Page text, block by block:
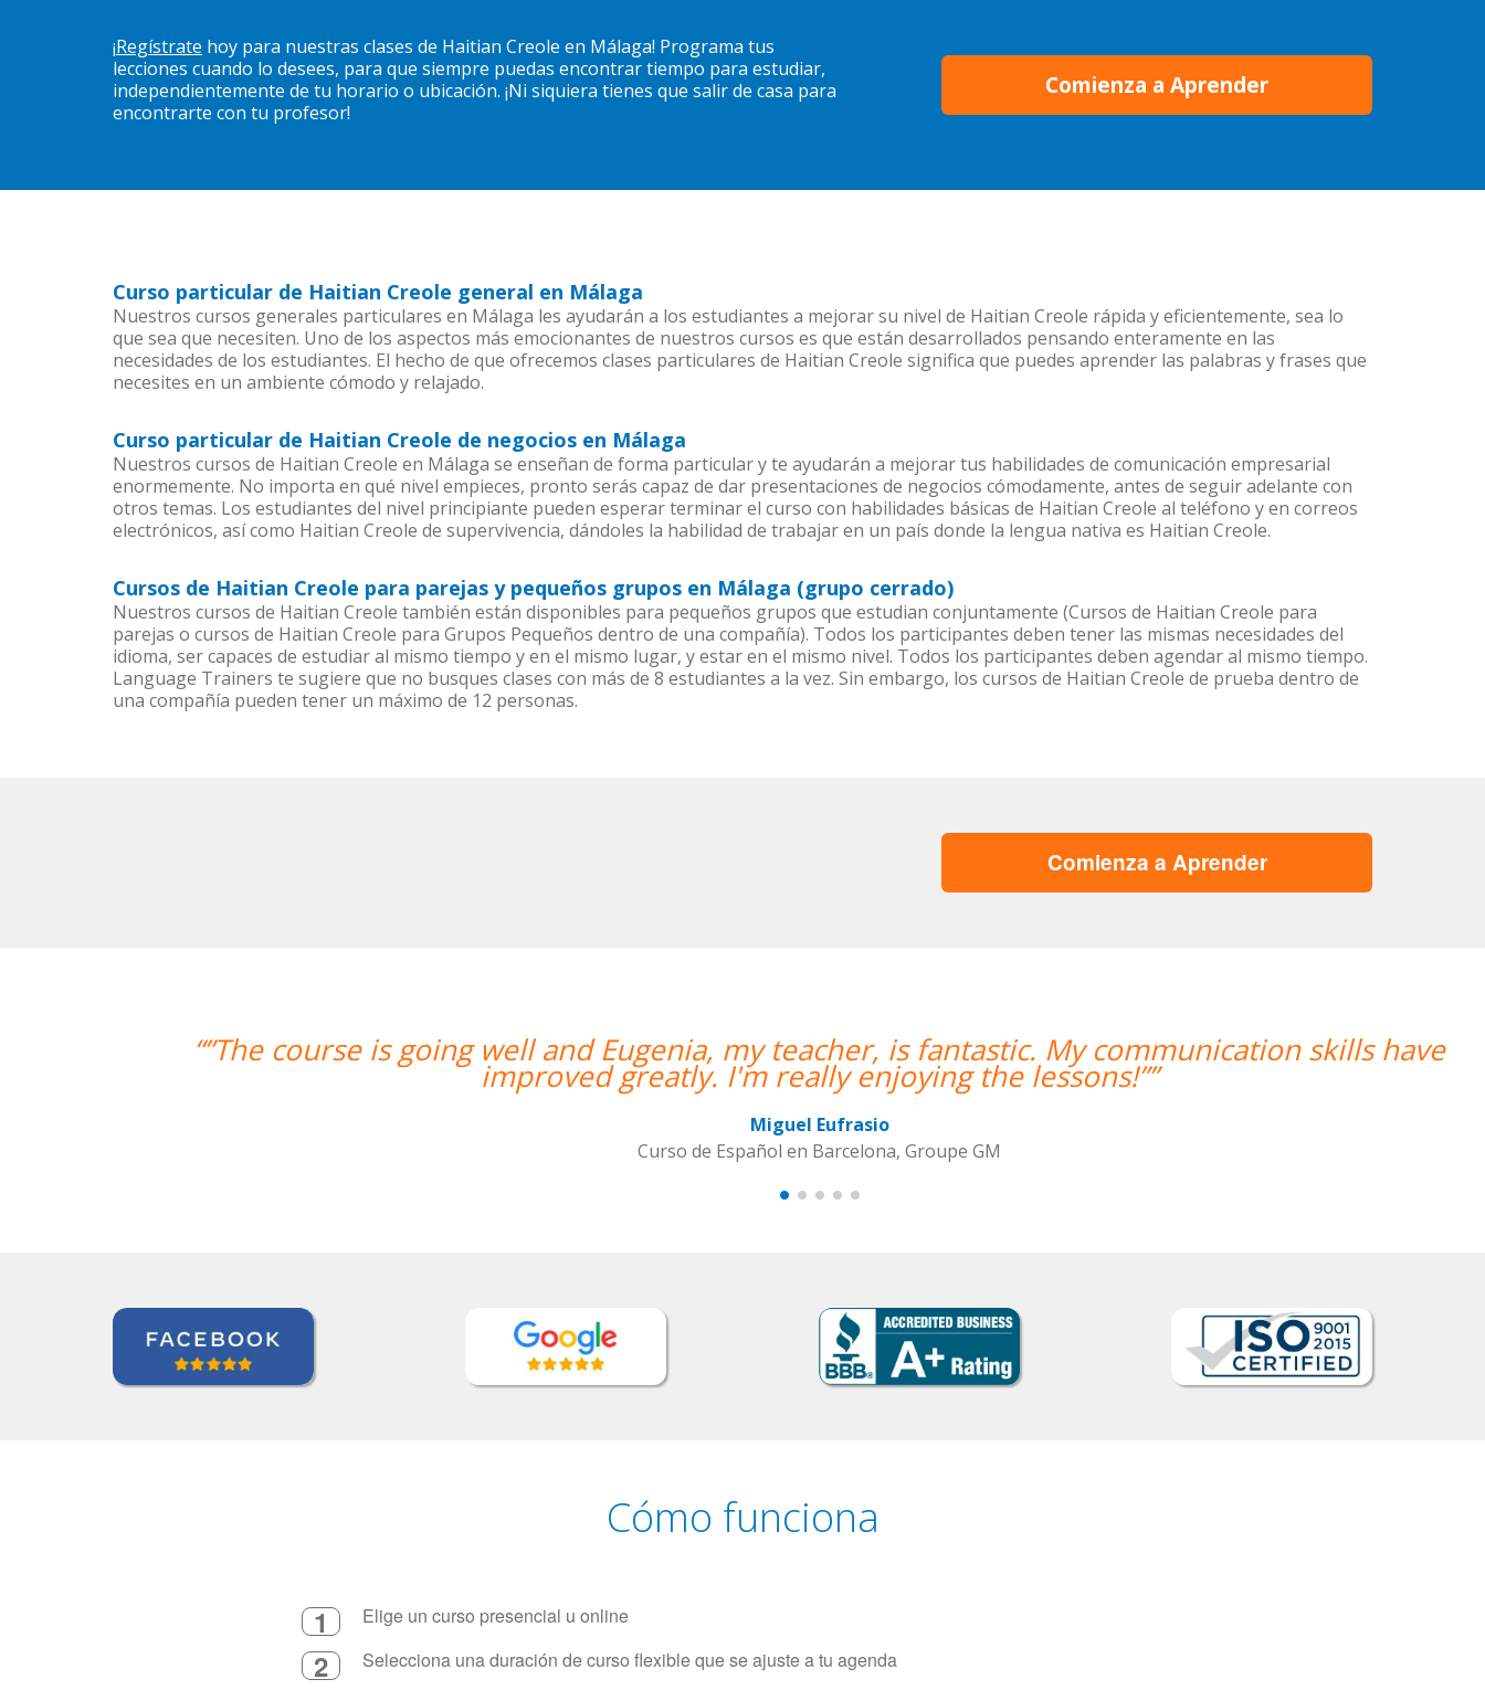
¡Regístrate hoy para nuestras clases de Haitian Creole en Málaga! Programa tus
lecciones cuando lo desees, para que siempre puedas encontrar tiempo para estudiar,
independientemente de tu horario o ubicación. ¡Ni siquiera tienes que salir de casa para
encontrarte con tu profesor!
Comienza a Aprender
Curso particular de Haitian Creole general en Málaga
Nuestros cursos generales particulares en Málaga les ayudarán a los estudiantes a mejorar su nivel de Haitian Creole rápida y eficientemente, sea lo
que sea que necesiten. Uno de los aspectos más emocionantes de nuestros cursos es que están desarrollados pensando enteramente en las
necesidades de los estudiantes. El hecho de que ofrecemos clases particulares de Haitian Creole significa que puedes aprender las palabras y frases que
necesites en un ambiente cómodo y relajado.
Curso particular de Haitian Creole de negocios en Málaga
Nuestros cursos de Haitian Creole en Málaga se enseñan de forma particular y te ayudarán a mejorar tus habilidades de comunicación empresarial
enormemente. No importa en qué nivel empieces, pronto serás capaz de dar presentaciones de negocios cómodamente, antes de seguir adelante con
otros temas. Los estudiantes del nivel principiante pueden esperar terminar el curso con habilidades básicas de Haitian Creole al teléfono y en correos
electrónicos, así como Haitian Creole de supervivencia, dándoles la habilidad de trabajar en un país donde la lengua nativa es Haitian Creole.
Cursos de Haitian Creole para parejas y pequeños grupos en Málaga (grupo cerrado)
Nuestros cursos de Haitian Creole también están disponibles para pequeños grupos que estudian conjuntamente (Cursos de Haitian Creole para
parejas o cursos de Haitian Creole para Grupos Pequeños dentro de una compañía). Todos los participantes deben tener las mismas necesidades del
idioma, ser capaces de estudiar al mismo tiempo y en el mismo lugar, y estar en el mismo nivel. Todos los participantes deben agendar al mismo tiempo.
Language Trainers te sugiere que no busques clases con más de 8 estudiantes a la vez. Sin embargo, los cursos de Haitian Creole de prueba dentro de
una compañía pueden tener un máximo de 12 personas.
Comienza a Aprender
well and Eugenia, my teacher, is fantastic. My communication skills have
improved greatly. I'm really enjoying the lessons!””
“”Hemos realizado nuestra
mujer encantadora, que
Cómo funciona
1 Elige un curso presencial u online
2 Selecciona una duración de curso flexible que se ajuste a tu agenda